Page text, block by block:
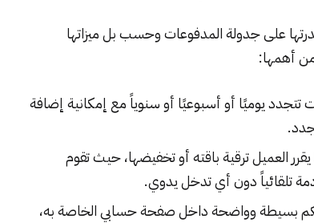
على جدولة المدفوعات وحسب بل ميزاتها
أهمها:
تتجدد يوميًا أو أسبوعيًا أو سنوياً مع إمكانية إضافة
العميل ترقية باقته أو تخفيضها، حيث تقوم
تلقائياً دون أي تدخل يدوي.
بسيطة وواضحة داخل صفحة حسابي الخاصة به،